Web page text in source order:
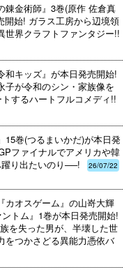
錬金術師』3巻(原作 佐倉真
開始! ガラス工房から辺境領
世界クラフトファンタジー!!
和キッズ』が本日発売開始!
子が令和のシン・家族像を
するハートフルコメディ!!
15巻(つるまいかだ)が本日発
ファイナルでアメリカや韓
り出たいのり──!
26/07/22
カオスゲーム』の山嵜大輝
トム』1巻が本日発売開始!
を失った男が、半壊した世
をつかさどる異能力憑依バ